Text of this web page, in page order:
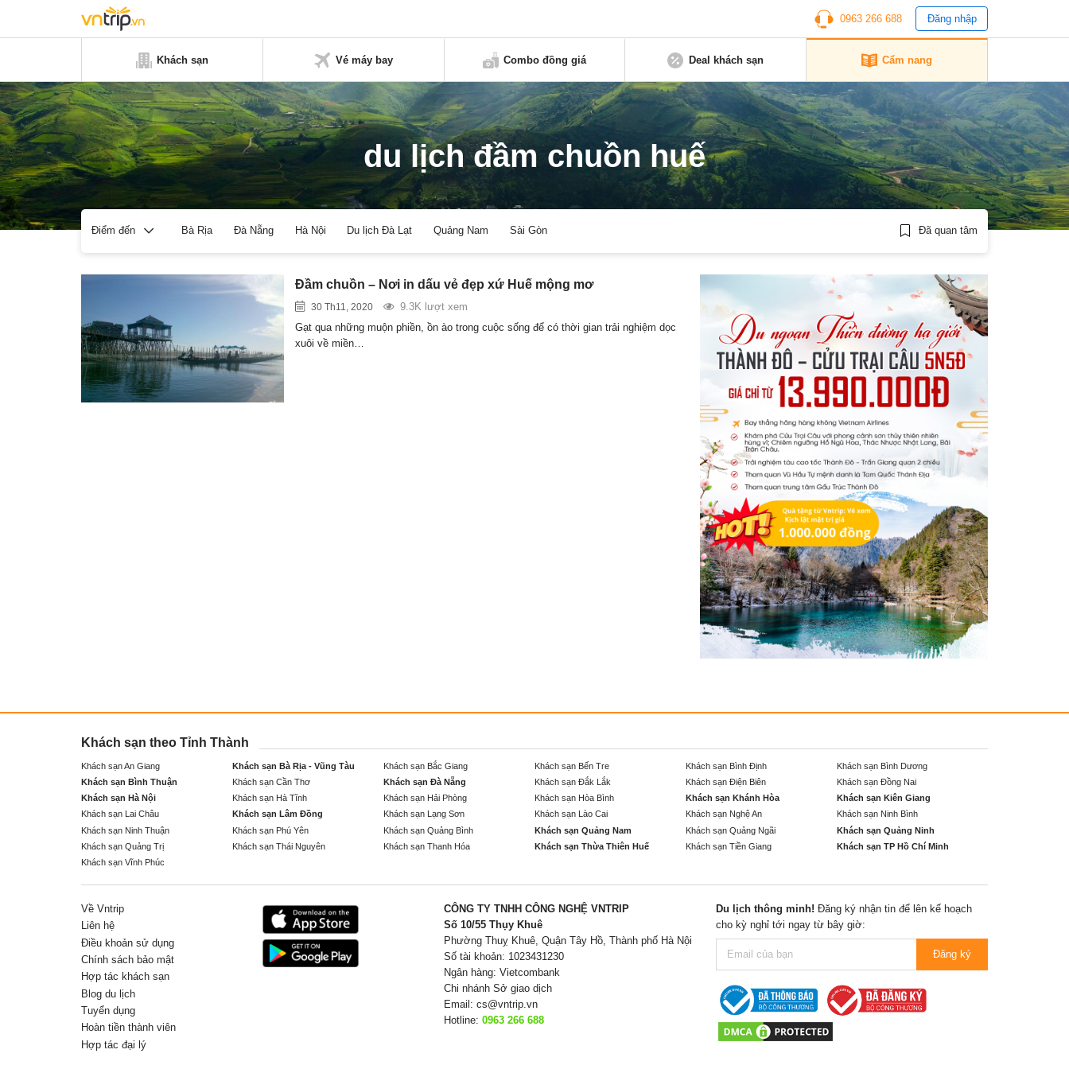
0963 266 688 Đăng nhập
Khách sạn Vé máy bay Combo đồng giá Deal khách sạn Cẩm nang
du lịch đầm chuồn huế
Điểm đến Bà Rịa Đà Nẵng Hà Nội Du lịch Đà Lạt Quảng Nam Sài Gòn Đã quan tâm
Đầm chuồn – Nơi in dấu vẻ đẹp xứ Huế mộng mơ
30 Th11, 2020
9.3K lượt xem
Gạt qua những muộn phiền, ồn ào trong cuộc sống để có thời gian trải nghiệm dọc
xuôi về miền…
Khách sạn theo Tỉnh Thành
Khách sạn An Giang Khách sạn Bà Rịa - Vũng Tàu Khách sạn Bắc Giang Khách sạn Bến Tre Khách sạn Bình Định
Khách sạn Bình Dương
Khách sạn Bình Thuận
Khách sạn Cần Thơ Khách sạn Đà Nẵng Khách sạn Đắk Lắk Khách sạn Điện Biên
Khách sạn Đồng Nai
Khách sạn Hà Nội
Khách sạn Hà Tĩnh Khách sạn Hải Phòng Khách sạn Hòa Bình Khách sạn Khánh Hòa
Khách sạn Kiên Giang
Khách sạn Lai Châu
Khách sạn Lâm Đồng Khách sạn Lạng Sơn Khách sạn Lào Cai Khách sạn Nghệ An
Khách sạn Ninh Bình
Khách sạn Ninh Thuận
Khách sạn Phú Yên Khách sạn Quảng Bình Khách sạn Quảng Nam Khách sạn Quảng Ngãi
Khách sạn Quảng Ninh
Khách sạn Quảng Trị
Khách sạn Thái Nguyên Khách sạn Thanh Hóa Khách sạn Thừa Thiên Huế Khách sạn Tiền Giang
Khách sạn TP Hồ Chí Minh
Khách sạn Vĩnh Phúc
Về Vntrip
Liên hệ
Điều khoản sử dụng
Chính sách bảo mật
Hợp tác khách sạn
Blog du lịch
Tuyển dụng
Hoàn tiền thành viên
Hợp tác đại lý
CÔNG TY TNHH CÔNG NGHỆ VNTRIP
Số 10/55 Thụy Khuê
Phường Thuỵ Khuê, Quận Tây Hồ, Thành phố Hà Nội
Số tài khoản: 1023431230
Ngân hàng: Vietcombank
Chi nhánh Sở giao dịch
Email: cs@vntrip.vn
Hotline: 0963 266 688
Du lịch thông minh! Đăng ký nhận tin để lên kế hoạch
cho kỳ nghỉ tới ngay từ bây giờ:
Đăng ký